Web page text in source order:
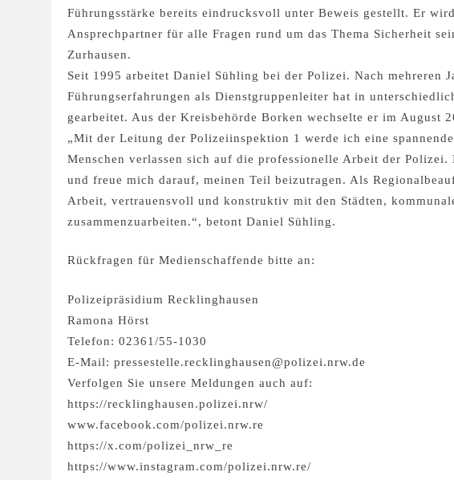
Führungsstärke bereits eindrucksvoll unter Beweis gestellt. Er
Ansprechpartner für alle Fragen rund um das Thema Sicherheit
Zurhausen.
Seit 1995 arbeitet Daniel Sühling bei der Polizei. Nach mehreren
Führungserfahrungen als Dienstgruppenleiter hat in
gearbeitet. Aus der Kreisbehörde Borken wechselte er im August
„Mit der Leitung der Polizeiinspektion 1 werde ich eine
Menschen verlassen sich auf die professionelle Arbeit der
und freue mich darauf, meinen Teil beizutragen. Als
Arbeit, vertrauensvoll und konstruktiv mit den Städten,
zusammenzuarbeiten.“, betont Daniel Sühling.
Rückfragen für Medienschaffende bitte an:
Polizeipräsidium Recklinghausen
Ramona Hörst
Telefon: 02361/55-1030
E-Mail: pressestelle.recklinghausen@polizei.nrw.de
Verfolgen Sie unsere Meldungen auch auf:
https://recklinghausen.polizei.nrw/
www.facebook.com/polizei.nrw.re
https://x.com/polizei_nrw_re
https://www.instagram.com/polizei.nrw.re/